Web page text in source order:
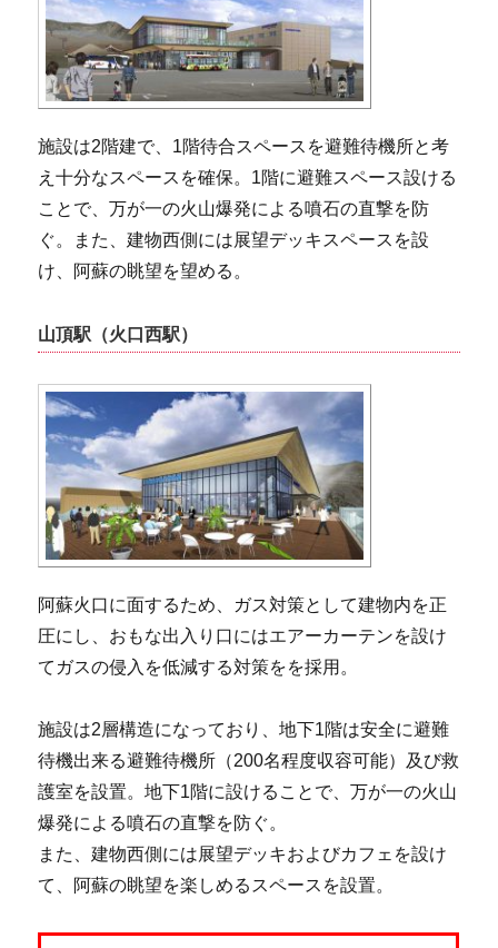
施設は2階建で、1階待合スペースを避難待機所と考
え十分なスペースを確保。1階に避難スペース設ける
ことで、万が一の火山爆発による噴石の直撃を防
ぐ。また、建物西側には展望デッキスペースを設
け、阿蘇の眺望を望める。
山頂駅（火口西駅）
阿蘇火口に面するため、ガス対策として建物内を正
圧にし、おもな出入り口にはエアーカーテンを設け
てガスの侵入を低減する対策をを採用。
施設は2層構造になっており、地下1階は安全に避難
待機出来る避難待機所（200名程度収容可能）及び救
護室を設置。地下1階に設けることで、万が一の火山
爆発による噴石の直撃を防ぐ。
また、建物西側には展望デッキおよびカフェを設け
て、阿蘇の眺望を楽しめるスペースを設置。